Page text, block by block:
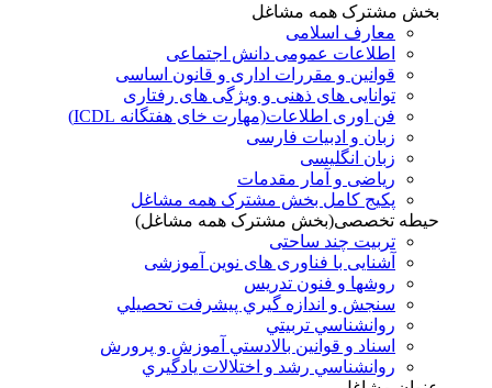
بخش مشترک همه مشاغل
معارف اسلامی
اطلاعات عمومی دانش اجتماعی
قوانین و مقررات اداری و قانون اساسی
توانایی های ذهنی و ویژگی های رفتاری
فن اوری اطلاعات(مهارت خای هفتگانه ICDL)
زبان و ادبیات فارسی
زبان انگلیسی
ریاضی و آمار مقدمات
پکیج کامل بخش مشترک همه مشاغل
حیطه تخصصی(بخش مشترک همه مشاغل)
تربیت چند ساحتی
آشنایی با فناوری های نوین آموزشی
روشها و فنون تدريس
سنجش و اندازه گيري پيشرفت تحصيلي
روانشناسي تربيتي
اسناد و قوانين بالادستي آموزش و پرورش
روانشناسي رشد و اختلالات يادگيري